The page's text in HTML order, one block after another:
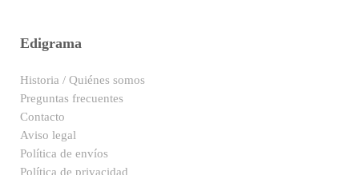
Edigrama
Historia / Quiénes somos
Preguntas frecuentes
Contacto
Aviso legal
Política de envíos
Política de privacidad